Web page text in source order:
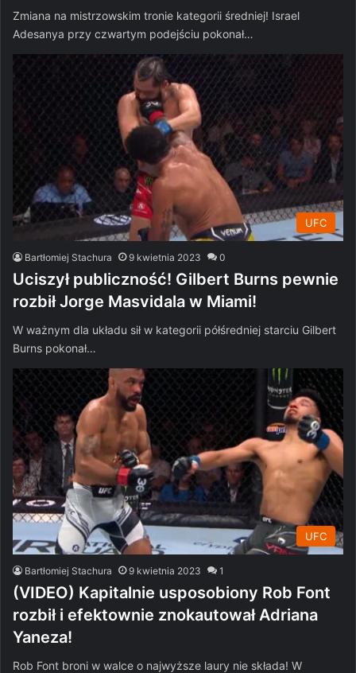
Zmiana na mistrzowskim tronie kategorii średniej! Israel
Adesanya przy czwartym podejściu pokonał…
UFC
Bartłomiej Stachura 9 kwietnia 2023 0
Uciszył publiczność! Gilbert Burns pewnie
rozbił Jorge Masvidala w Miami!
W ważnym dla układu sił w kategorii półśredniej starciu Gilbert
Burns pokonał…
UFC
Bartłomiej Stachura 9 kwietnia 2023 1
(VIDEO) Kapitalnie usposobiony Rob Font
rozbił i efektownie znokautował Adriana
Yaneza!
Rob Font broni w walce o najwyższe laury nie składa! W